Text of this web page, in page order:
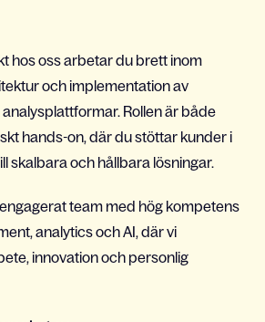
hos oss arbetar du brett inom
och implementation av
Rollen är både
hands-on, där du stöttar kunder i
skalbara och hållbara lösningar.
team med hög kompetens
analytics och AI, där vi
innovation och personlig